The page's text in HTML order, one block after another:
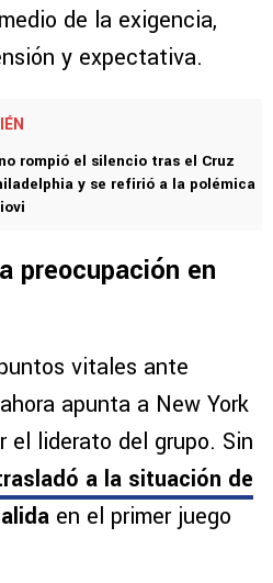
de la exigencia,
y expectativa.
rompió el silencio tras el Cruz
y se refirió a la polémica
preocupación en
vitales ante
apunta a New York
el liderato del grupo. Sin
a la situación de
en el primer juego